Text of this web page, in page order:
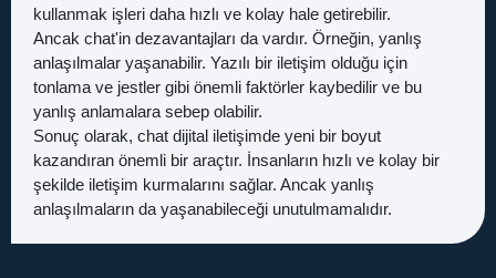
kullanmak işleri daha hızlı ve kolay hale getirebilir.
Ancak chat'in dezavantajları da vardır. Örneğin, yanlış
anlaşılmalar yaşanabilir. Yazılı bir iletişim olduğu için
tonlama ve jestler gibi önemli faktörler kaybedilir ve bu
yanlış anlamalara sebep olabilir.
Sonuç olarak, chat dijital iletişimde yeni bir boyut
kazandıran önemli bir araçtır. İnsanların hızlı ve kolay bir
şekilde iletişim kurmalarını sağlar. Ancak yanlış
anlaşılmaların da yaşanabileceği unutulmamalıdır.